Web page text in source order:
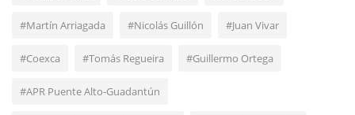
#Martín Arriagada #Nicolás Guillón #Juan Vivar
#Coexca #Tomás Regueira #Guillermo Ortega
#APR Puente Alto-Guadantún